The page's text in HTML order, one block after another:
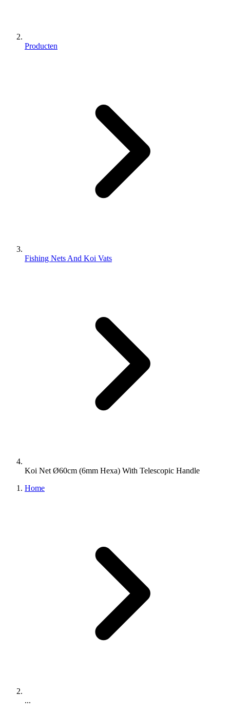
Producten
Fishing Nets And Koi Vats
Koi Net Ø60cm (6mm Hexa) With Telescopic Handle
Home
...